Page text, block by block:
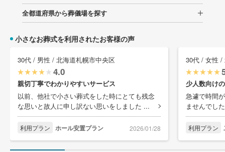
全都道府県から葬儀場を探す
小さなお葬式を利用されたお客様の声
30代 / 男性 / 北海道札幌市中央区
4.0
親切丁寧でわかりやすいサービス
以前、他社で小さい葬式をした時にとても残念
な思いと故人に申し訳ない思いをしました ...
利用プラン ホール安置プラン 2026/01/28
30代 / 女性 /
少人数向け
急遽で時間
ませんでし
利用プラン